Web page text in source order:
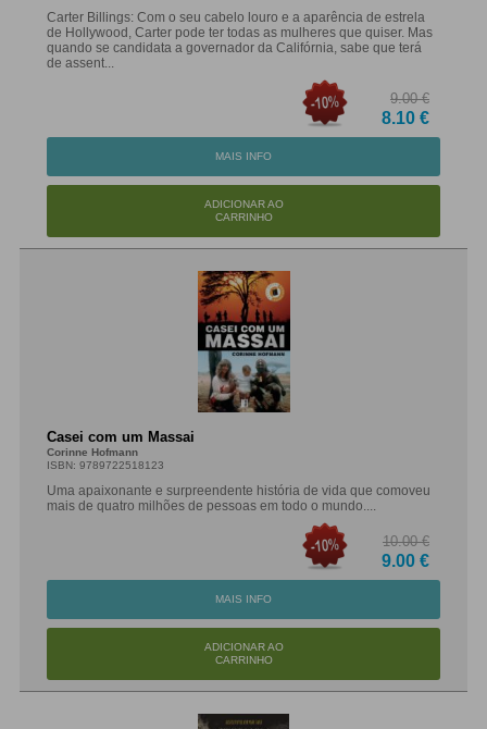
Carter Billings: Com o seu cabelo louro e a aparência de estrela
de Hollywood, Carter pode ter todas as mulheres que quiser. Mas
quando se candidata a governador da Califórnia, sabe que terá
de assent...
9.00 €
8.10 €
MAIS INFO
ADICIONAR AO
CARRINHO
Casei com um Massai
Corinne Hofmann
ISBN: 9789722518123
Uma apaixonante e surpreendente história de vida que comoveu
mais de quatro milhões de pessoas em todo o mundo....
10.00 €
9.00 €
MAIS INFO
ADICIONAR AO
CARRINHO